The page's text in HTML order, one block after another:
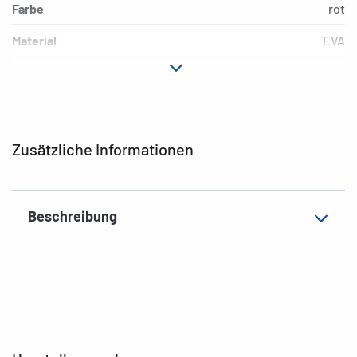
Zusätzliche Informationen
Beschreibung
Farbe rot
Material EVA